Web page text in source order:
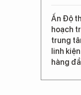
Ấn Độ
hoạch
trung
linh
hàng